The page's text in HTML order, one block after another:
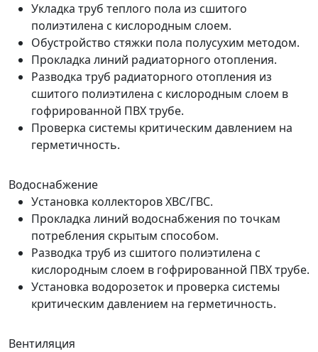
Укладка труб теплого пола из сшитого
полиэтилена с кислородным слоем.
Обустройство стяжки пола полусухим методом.
Прокладка линий радиаторного отопления.
Разводка труб радиаторного отопления из
сшитого полиэтилена с кислородным слоем в
гофрированной ПВХ трубе.
Проверка системы критическим давлением на
герметичность.
Водоснабжение
Установка коллекторов ХВС/ГВС.
Прокладка линий водоснабжения по точкам
потребления скрытым способом.
Разводка труб из сшитого полиэтилена с
кислородным слоем в гофрированной ПВХ трубе.
Установка водорозеток и проверка системы
критическим давлением на герметичность.
Вентиляция